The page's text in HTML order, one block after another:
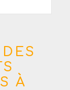
À